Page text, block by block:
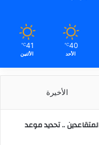
40
℃
الأحد
41
℃
الأثنين
الأخيرة
.. تحديد موعد